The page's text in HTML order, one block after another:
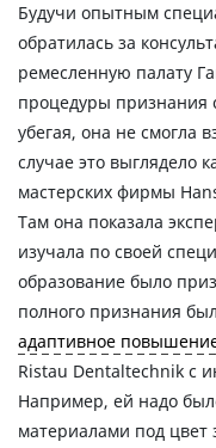
Будучи опытным
обратилась за
ремесленную палату
процедуры признания
убегая, она не смогла
случае это выглядело
мастерских фирмы
Там она показала
изучала по своей
образование было
полного признания
адаптивное
Ristau Dentaltechnik с
Например, ей надо
материалами под цвет